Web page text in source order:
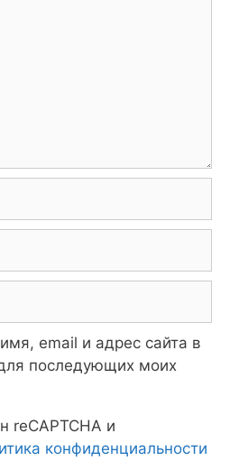
email и адрес сайта в
последующих моих
reCAPTCHA и
конфиденциальности